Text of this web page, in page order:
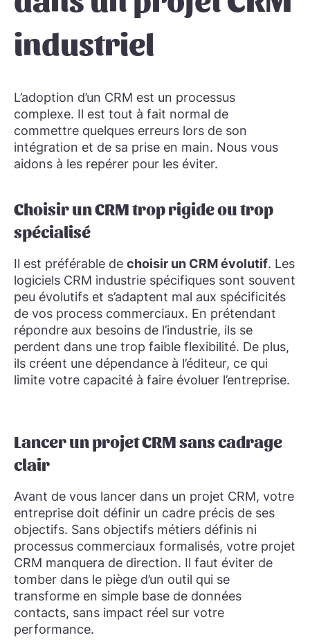
industriel
L’adoption d’un CRM est un processus
complexe. Il est tout à fait normal de
commettre quelques erreurs lors de son
intégration et de sa prise en main. Nous vous
aidons à les repérer pour les éviter.
Choisir un CRM trop rigide ou trop
spécialisé
Il est préférable de choisir un CRM évolutif. Les
logiciels CRM industrie spécifiques sont souvent
peu évolutifs et s’adaptent mal aux spécificités
de vos process commerciaux. En prétendant
répondre aux besoins de l’industrie, ils se
perdent dans une trop faible flexibilité. De plus,
ils créent une dépendance à l’éditeur, ce qui
limite votre capacité à faire évoluer l’entreprise.
Lancer un projet CRM sans cadrage
clair
Avant de vous lancer dans un projet CRM, votre
entreprise doit définir un cadre précis de ses
objectifs. Sans objectifs métiers définis ni
processus commerciaux formalisés, votre projet
CRM manquera de direction. Il faut éviter de
tomber dans le piège d’un outil qui se
transforme en simple base de données
contacts, sans impact réel sur votre
performance.